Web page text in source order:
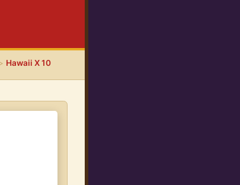
Hawaii X 10